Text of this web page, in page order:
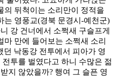
뒤척이는 소리만이 정적을
는 영풍교(경북 문경시-예천군)
강 건너에서 소쩍새 구슬프게
만에 들어보는 소쩍새 소리
던 낙동강 전투에서 피아가 영
투를 벌였다고 하니 수많은 젊
지 않았을까? 행여 그 슬픈 영